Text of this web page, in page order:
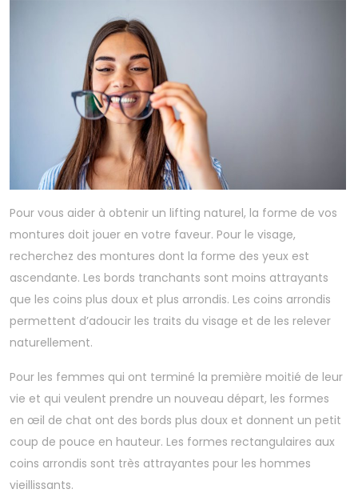
Pour vous aider à obtenir un lifting naturel, la forme de vos
montures doit jouer en votre faveur. Pour le visage,
recherchez des montures dont la forme des yeux est
ascendante. Les bords tranchants sont moins attrayants
que les coins plus doux et plus arrondis. Les coins arrondis
permettent d’adoucir les traits du visage et de les relever
naturellement.
Pour les femmes qui ont terminé la première moitié de leur
vie et qui veulent prendre un nouveau départ, les formes
en œil de chat ont des bords plus doux et donnent un petit
coup de pouce en hauteur. Les formes rectangulaires aux
coins arrondis sont très attrayantes pour les hommes
vieillissants.